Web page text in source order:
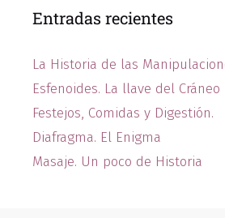
Entradas recientes
La Historia de las
Esfenoides. La llave del Cráneo
Festejos, Comidas y Digestión.
Diafragma. El Enigma
Masaje. Un poco de Historia